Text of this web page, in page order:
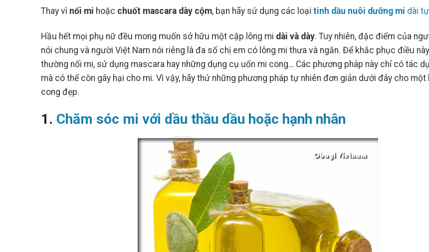
Thay vì nối mi hoặc chuốt mascara dày cộm, bạn hãy sử dụng các loại tinh dầu nuôi dưỡng mi dài
Hầu hết mọi phụ nữ đều mong muốn sở hữu một cặp lông mi dài và dày. Tuy nhiên, đặc điểm của
nói chung và người Việt Nam nói riêng là đa số chị em có lông mi thưa và ngắn. Để khắc phục điều
thường nối mi, sử dụng mascara hay những dụng cụ uốn mi cong… Các phương pháp này chỉ có tác
mà có thể còn gây hại cho mi. Vì vậy, hãy thử những phương pháp tự nhiên đơn giản dưới đây cho một
cong đẹp.
1. Chăm sóc mi với dầu thầu dầu hoặc hạnh nhân
Cách Kết Hợp Obagi BHA
28
Retinol Và Tretinoin: Hoạt
24
Top 5 Sản
23